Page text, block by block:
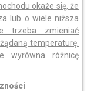
okaże się, że
lub o wiele niższa
trzeba zmieniać
temperaturę.
wyrówna różnicę